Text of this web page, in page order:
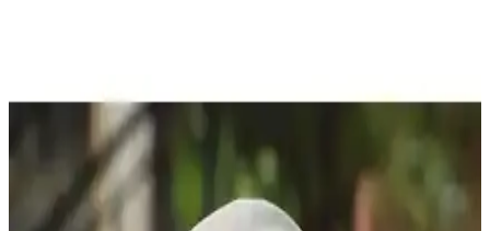
Charles Tyrwhitt Saf Keten Gömleklerde
Transparanlık ve Kumaş Özellikleri
Charles Tyrwhitt saf keten gömlekler, özellikle açık renklerde hafif
transparan olabilir. Kumaş yapısı ve renk seçimi transparanlığı
etkiler. Koyu renkler ve keten karışımlı kumaşlar transparanlığı